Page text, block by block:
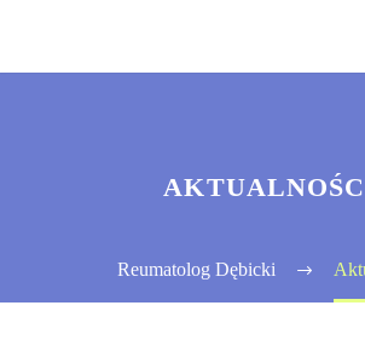
Reumatolog Dębicki